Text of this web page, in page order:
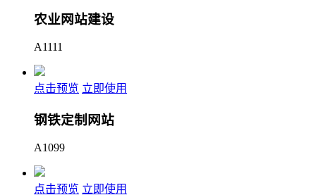
农业网站建设
A1111
点击预览 立即使用
钢铁定制网站
A1099
点击预览 立即使用